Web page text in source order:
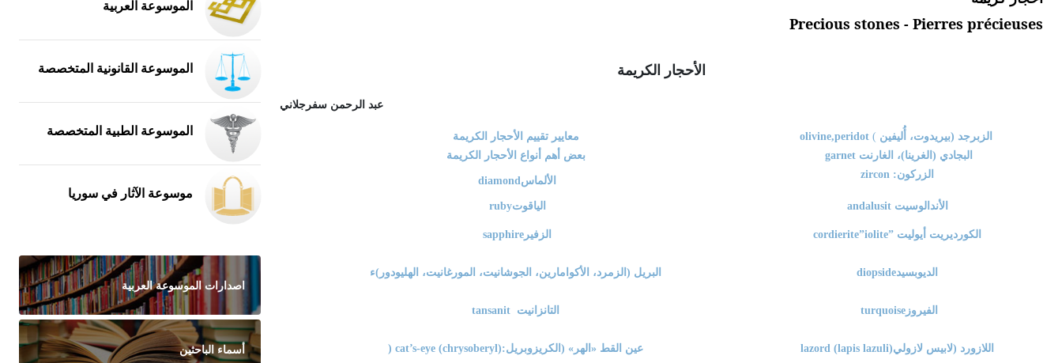
Precious stones - Pierres précieuses
الأحجار الكريمة
عبد الرحمن سفرجلاني
الزبرجد (بيريدوت، أُليفين olivine,peridot(
معايير تقييم الأحجار الكريمة
البجادي (الغرينا)، الغارنت garnet
بعض أهم أنواع الأحجار الكريمة
الزركونzircon :
الألماسdiamond
الأندالوسيت andalusit الياقوتruby
الكورديريت أيوليت cordierite”iolite” الزفير sapphire
الديوبسيدdiopside البريل (الزمرد، الأكوامارين، الجوشانيت، المورغانيت، الهليودور)ء
الفيروزturquoise التانزانيت tansanit
اللازورد (لابيس لازوليlazord (lapis lazuli) عين القط «الهر» (الكريزوبريل) cat’s-eye (chrysoberyl):
الموسوعة العربية
الموسوعة القانونية المتخصصة
الموسوعة الطبية المتخصصة
موسوعة الآثار في سوريا
اصدارات الموسوعة العربية
أسماء الباحثين